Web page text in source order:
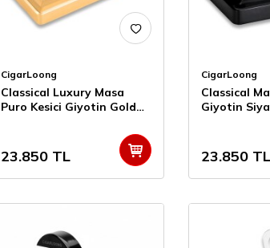
CigarLoong
Classical Luxury Masa
Puro Kesici Giyotin Gold
23.850 TL
CigarLoong
Classical
Giyotin
23.850 TL